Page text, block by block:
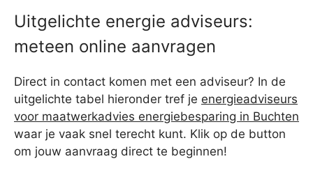
Uitgelichte energie adviseurs:
meteen online aanvragen
Direct in contact komen met een adviseur? In de
uitgelichte tabel hieronder tref je energieadviseurs
voor maatwerkadvies energiebesparing in Buchten
waar je vaak snel terecht kunt. Klik op de button
om jouw aanvraag direct te beginnen!